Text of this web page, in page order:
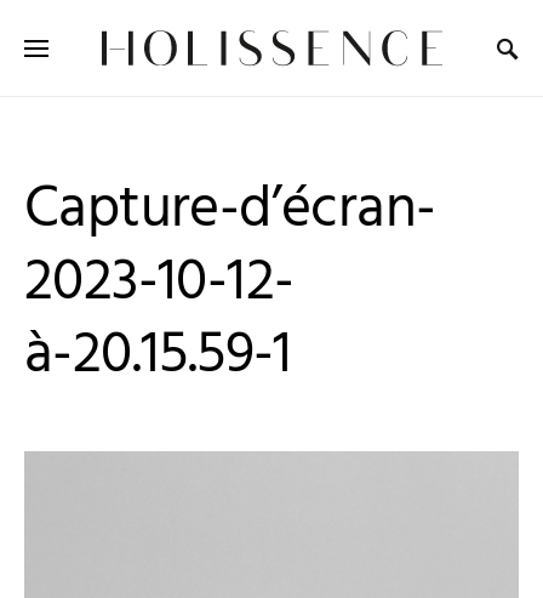
Capture-d’écran-
2023-10-12-
à-20.15.59-1